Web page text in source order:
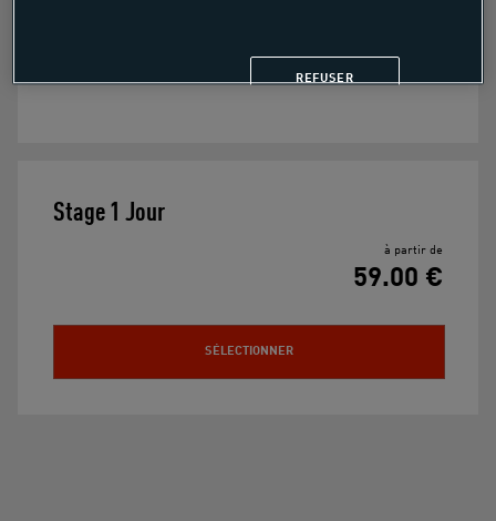
Niveau débutant
Stage 1 Jour
à partir de
59.00 €
SÉLECTIONNER
REFUSER